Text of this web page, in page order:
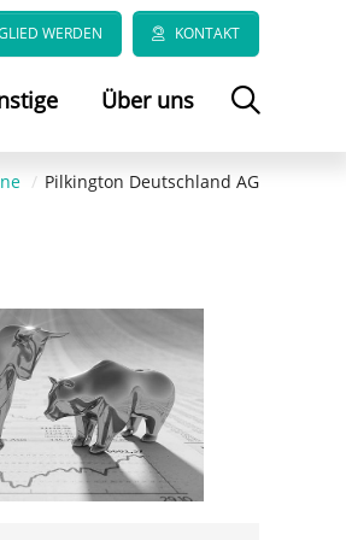
WERDEN KONTAKT
Über uns
Pilkington Deutschland AG